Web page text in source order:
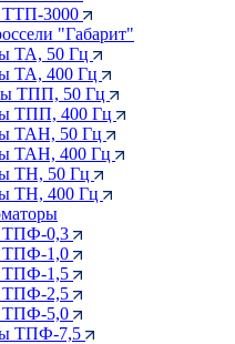
ТТП-3000
"Габарит"
ТА, 50 Гц
ТА, 400 Гц
ТПП, 50 Гц
ТПП, 400 Гц
ТАН, 50 Гц
ТАН, 400 Гц
ТН, 50 Гц
ТН, 400 Гц
ТПФ-0,3
ТПФ-1,0
ТПФ-1,5
ТПФ-2,5
ТПФ-5,0
ТПФ-7,5